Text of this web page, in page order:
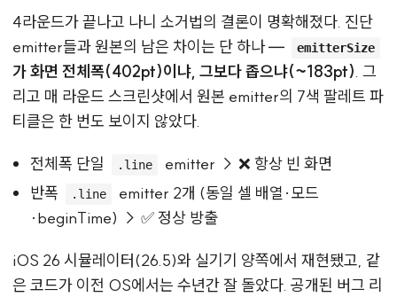
4라운드가 끝나고 나니 소거법의 결론이 명확해졌다. 진단
emitter들과 원본의 남은 차이는 단 하나 —
emitterSize
가 화면 전체폭(402pt)이냐, 그보다 좁으냐(~183pt). 그
리고 매 라운드 스크린샷에서 원본 emitter의 7색 팔레트 파
티클은 한 번도 보이지 않았다.
전체폭 단일 .line
emitter → ❌ 항상 빈 화면
반폭
.line
emitter 2개 (동일 셀 배열·모드
·beginTime) → ✅ 정상 방출
iOS 26 시뮬레이터(26.5)와 실기기 양쪽에서 재현됐고, 같
은 코드가 이전 OS에서는 수년간 잘 돌았다. 공개된 버그 리